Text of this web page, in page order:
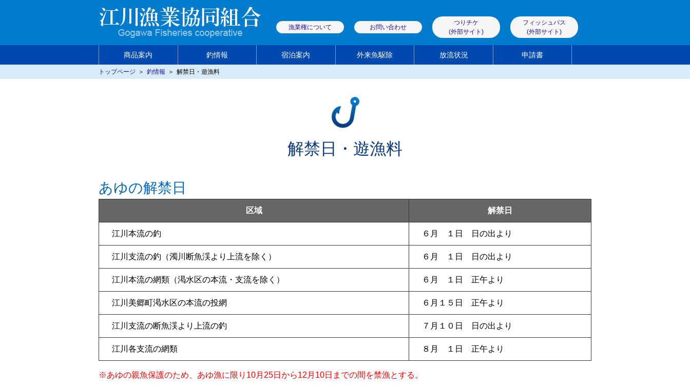
漁業権について お問い合わせ
つりチケ
(外部サイト)
フィッシュパス
(外部サイト)
商品案内
商品紹介 食べ方いろいろ
釣情報
釣情報 釣り場マップ
宿泊案内 外来魚駆除 放流状況 申請書
トップページ ＞ 釣情報 ＞ 解禁日・遊漁料
解禁日・遊漁料
あゆの解禁日
区域 解禁日
江川本流の釣 ６月 １日 日の出より
江川支流の釣（濁川断魚渓より上流を除く） ６月 １日 日の出より
江川本流の網類（渇水区の本流・支流を除く） ６月 １日 正午より
江川美郷町渇水区の本流の投網 ６月１５日 正午より
江川支流の断魚渓より上流の釣 ７月１０日 日の出より
江川各支流の網類 ８月 １日 正午より
※あゆの親魚保護のため、あゆ漁に限り10月25日から12月10日までの間を禁漁とする。